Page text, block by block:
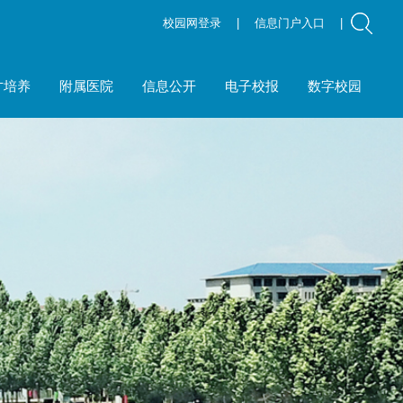
校园网登录 信息门户入口
培养 附属医院 信息公开 电子校报 数字校园